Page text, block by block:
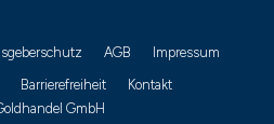
AGB
Impressum
Barrierefreiheit
Kontakt
GmbH